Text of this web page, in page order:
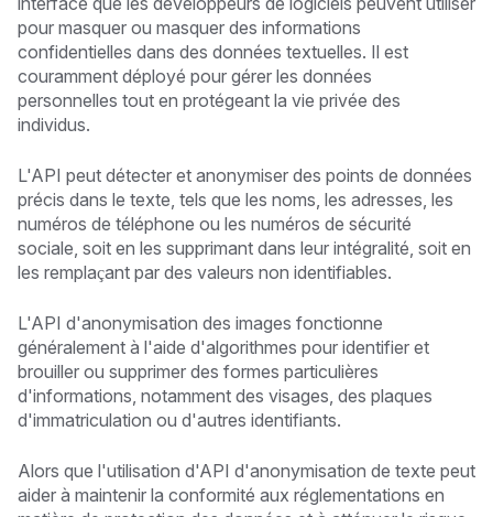
pour masquer ou masquer des informations
confidentielles dans des données textuelles. Il est
couramment déployé pour gérer les données
personnelles tout en protégeant la vie privée des
individus.
L'API peut détecter et anonymiser des points de données
précis dans le texte, tels que les noms, les adresses, les
numéros de téléphone ou les numéros de sécurité
sociale, soit en les supprimant dans leur intégralité, soit en
les remplaçant par des valeurs non identifiables.
L'API d'anonymisation des images fonctionne
généralement à l'aide d'algorithmes pour identifier et
brouiller ou supprimer des formes particulières
d'informations, notamment des visages, des plaques
d'immatriculation ou d'autres identifiants.
Alors que l'utilisation d'API d'anonymisation de texte peut
aider à maintenir la conformité aux réglementations en